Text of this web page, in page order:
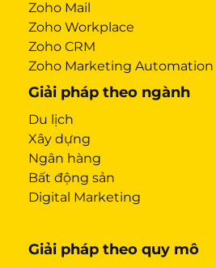
Zoho Mail
Zoho Workplace
Zoho CRM
Zoho Marketing Automation
Giải pháp theo ngành
Du lịch
Xây dựng
Ngân hàng
Bất động sản
Digital Marketing
Giải pháp theo quy mô